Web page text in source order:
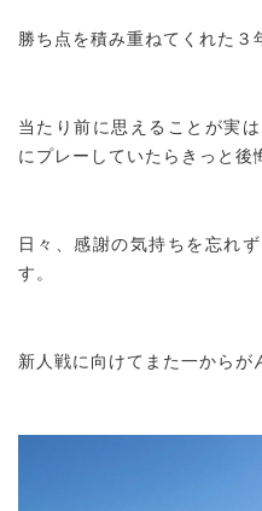
勝ち点を積み重ねてくれた３
当たり前に思えることが実
にプレーしていたらきっと後
日々、感謝の気持ちを忘れ
す。
新人戦に向けてまた一からが